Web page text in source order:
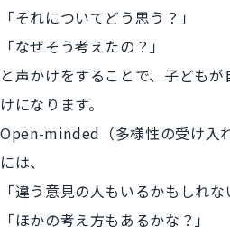
「それについてどう思う？」
「なぜそう考えたの？」
と声かけをすることで、子ども
けになります。
Open-minded（多様性の受け入
には、
「違う意見の人もいるかもしれな
「ほかの考え方もあるかな？」